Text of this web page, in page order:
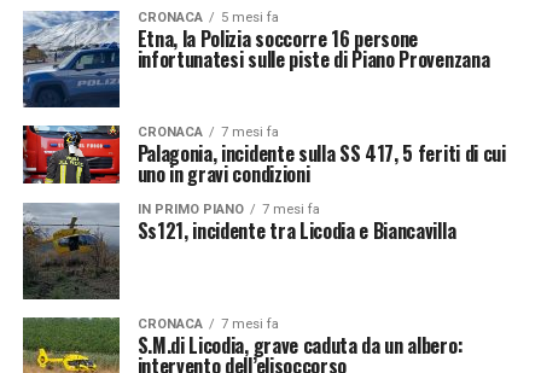
CRONACA 5 mesi fa
Etna, la Polizia soccorre 16 persone
infortunatesi sulle piste di Piano Provenzana
CRONACA 7 mesi fa
Palagonia, incidente sulla SS 417, 5 feriti di cui
uno in gravi condizioni
IN PRIMO PIANO 7 mesi fa
Ss121, incidente tra Licodia e Biancavilla
CRONACA 7 mesi fa
S.M.di Licodia, grave caduta da un albero:
intervento dell’elisoccorso